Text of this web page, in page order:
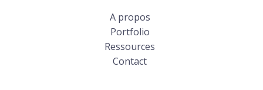
A propos
Portfolio
Ressources
Contact